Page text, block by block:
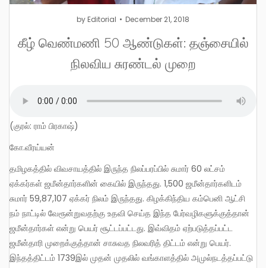
by Editorial December 21, 2018
கீழ் வெண்மணி 50 ஆண்டுகள்: தஞ்சையில்
நிலவிய சுரண்டல் முறை
(குரல்: ராம் பிரகாஷ்)
கோ.வீரய்யன்
தமிழகத்தில் விவசாயத்தில் இருந்த நிலப்பரப்பில் சுமார் 60 லட்சம்
ஏக்கர்கள் ஜமீன்தார்களின் கையில் இருந்தது. 1,500 ஜமீன்தார்களிடம்
சுமார் 59,87,107 ஏக்கர் நிலம் இருந்தது. கிழக்கிந்திய கம்பெனி ஆட்சி
நம் நாட்டில் வேரூன்றுவதற்கு உதவி செய்த இந்த பேர்வழிகளுக்குத்தான்
ஜமீன்தார்கள் என்று பெயர் சூட்டப்பட்டது. இவ்விதம் ஏற்படுத்தப்பட்ட
ஜமீன்தாரி முறைக்குத்தான் சாசுவத நிலவரித் திட்டம் என்று பெயர்.
இந்தத்திட்டம் 1739இல் முதன் முதலில் வங்காளத்தில் அமுல்நடத்தப்பட்டு